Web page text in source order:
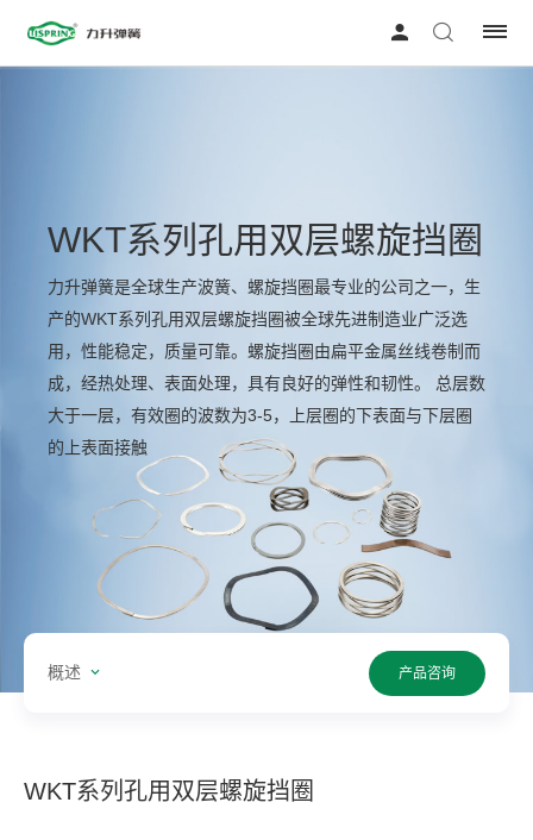
WKT系列孔用双层螺旋挡圈
力升弹簧是全球生产波簧、螺旋挡圈最专业的公司之一，生
产的WKT系列孔用双层螺旋挡圈被全球先进制造业广泛选
用，性能稳定，质量可靠。螺旋挡圈由扁平金属丝线卷制而
成，经热处理、表面处理，具有良好的弹性和韧性。 总层数
大于一层，有效圈的波数为3-5，上层圈的下表面与下层圈
的上表面接触
概述 产品咨询
WKT系列孔用双层螺旋挡圈